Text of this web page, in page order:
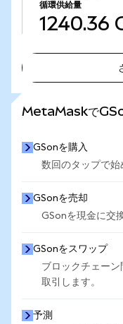
循環供給量
1240.36
MetaMaskで
GSonを購入
数回のタップで始
GSonを売却
GSonを現金に交
GSonをスワップ
ブロックチェー
取引します。
予測